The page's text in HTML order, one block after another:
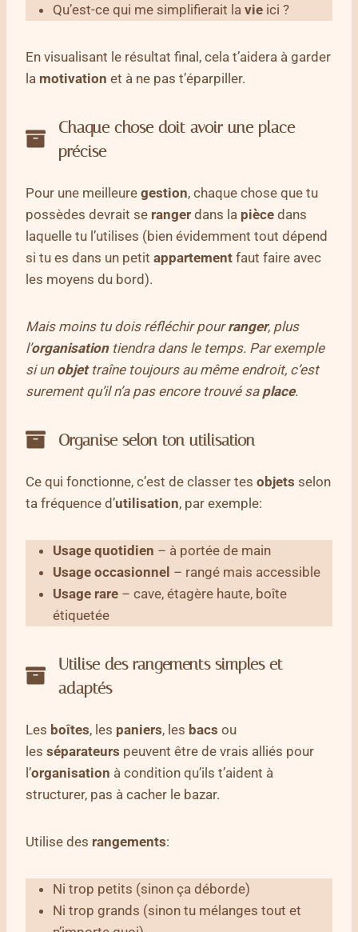
Qu’est-ce qui me simplifierait la vie ici ?
En visualisant le résultat final, cela t’aidera à garder
la motivation et à ne pas t’éparpiller.
Chaque chose doit avoir une place
précise
Pour une meilleure gestion, chaque chose que tu
possèdes devrait se ranger dans la pièce dans
laquelle tu l’utilises (bien évidemment tout dépend
si tu es dans un petit appartement faut faire avec
les moyens du bord).
Mais moins tu dois réfléchir pourranger, plus
l’organisationtiendra dans le temps. Par exemple
si un objettraîne toujours au même endroit, c’est
surement qu’il n’a pas encore trouvé sa place.
Organise selon ton utilisation
Ce qui fonctionne, c’est de classer tes objets selon
ta fréquence d’utilisation, par exemple:
Usage quotidien – à portée de main
Usage occasionnel – rangé mais accessible
Usage rare – cave, étagère haute, boîte
étiquetée
Utilise des rangements simples et
adaptés
Les boîtes, les paniers, les bacs ou
les séparateurs peuvent être de vrais alliés pour
l’organisation à condition qu’ils t’aident à
structurer, pas à cacher le bazar.
Utilise des rangements:
Ni trop petits (sinon ça déborde)
Ni trop grands (sinon tu mélanges tout et